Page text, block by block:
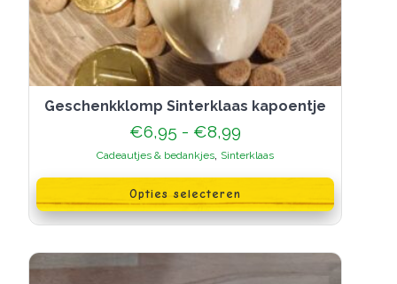
Geschenkklomp Sinterklaas kapoentje
€6,95 - €8,99
€6,95
tot
€8,99
Cadeautjes & bedankjes, Sinterklaas
Opties selecteren
product
heeft
meerdere
variaties.
optie
kan